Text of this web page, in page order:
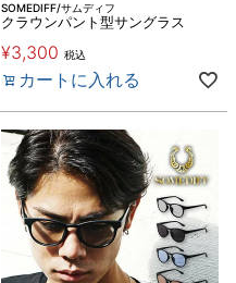
SOMEDIFF/サムディフ
クラウンパント型サングラス
¥3,300 税込
カートに入れる